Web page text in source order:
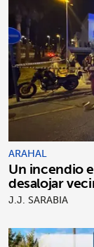
ARAHAL
Un incendio
desalojar
J.J. SARABIA